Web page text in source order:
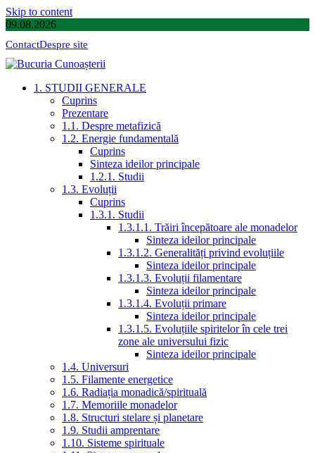
Skip to content
09.08.2026
ContactDespre site
1. STUDII GENERALE
Cuprins
Prezentare
1.1. Despre metafizică
1.2. Energie fundamentală
Cuprins
Sinteza ideilor principale
1.2.1. Studii
1.3. Evoluții
Cuprins
1.3.1. Studii
1.3.1.1. Trăiri începătoare ale monadelor
Sinteza ideilor principale
1.3.1.2. Generalități privind evoluțiile
Sinteza ideilor principale
1.3.1.3. Evoluții filamentare
Sinteza ideilor principale
1.3.1.4. Evoluții primare
Sinteza ideilor principale
1.3.1.5. Evoluțiile spiritelor în cele trei
zone ale universului fizic
Sinteza ideilor principale
1.4. Universuri
1.5. Filamente energetice
1.6. Radiația monadică/spirituală
1.7. Memoriile monadelor
1.8. Structuri stelare și planetare
1.9. Studii amprentare
1.10. Sisteme spirituale